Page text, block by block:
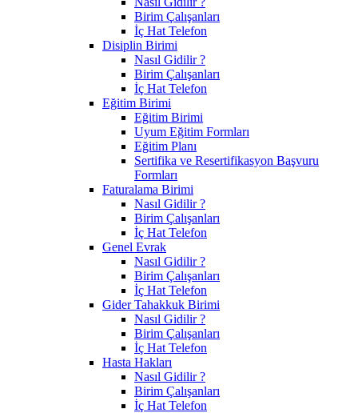
Birim Çalışanları
İç Hat Telefon
Disiplin Birimi
Nasıl Gidilir ?
Birim Çalışanları
İç Hat Telefon
Eğitim Birimi
Eğitim Birimi
Uyum Eğitim Formları
Eğitim Planı
Sertifika ve Resertifikasyon Başvuru
Formları
Faturalama Birimi
Nasıl Gidilir ?
Birim Çalışanları
İç Hat Telefon
Genel Evrak
Nasıl Gidilir ?
Birim Çalışanları
İç Hat Telefon
Gider Tahakkuk Birimi
Nasıl Gidilir ?
Birim Çalışanları
İç Hat Telefon
Hasta Hakları
Nasıl Gidilir ?
Birim Çalışanları
İç Hat Telefon